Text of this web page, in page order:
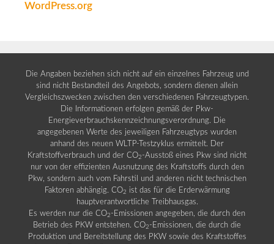
WordPress.org
Die Angaben beziehen sich nicht auf ein einzelnes Fahrzeug und
sind nicht Bestandteil des Angebots, sondern dienen allein
Vergleichszwecken zwischen den verschiedenen Fahrzeugtypen.
Die Informationen erfolgen gemäß der Pkw-
Energieverbrauchskennzeichnungsverordnung. Die
angegebenen Werte des jeweiligen Fahrzeugtyps wurden
anhand des neuen WLTP-Testzyklus ermittelt. Der
Kraftstoffverbrauch und der CO2 -Ausstoß eines Pkw sind nicht
nur von der effizienten Ausnutzung des Kraftstoffs durch den
Pkw, sondern auch vom Fahrstil und anderen nicht technischen
Faktoren abhängig. CO2 ist das für die Erderwärmung
hauptverantwortliche Treibhausgas.
Es werden nur die CO2 -Emissionen angegeben, die durch den
Betrieb des PKW entstehen. CO2 -Emissionen, die durch die
Produktion und Bereitstellung des PKW sowie des Kraftstoffes